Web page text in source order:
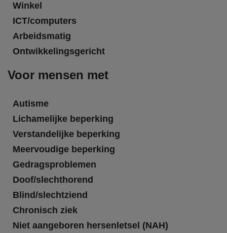
Winkel
ICT/computers
Arbeidsmatig
Ontwikkelingsgericht
Voor mensen met
Autisme
Lichamelijke beperking
Verstandelijke beperking
Meervoudige beperking
Gedragsproblemen
Doof/slechthorend
Blind/slechtziend
Chronisch ziek
Niet aangeboren hersenletsel (NAH)